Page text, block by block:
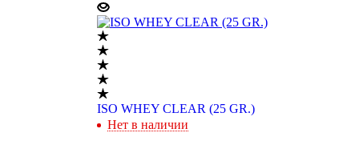
ISO WHEY CLEAR (25 GR.)
Нет в наличии